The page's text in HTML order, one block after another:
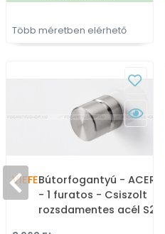
Több méretben elérhető
VIEFEBútorfogantyú - ACER 28
- 1 furatos - Csiszolt
rozsdamentes acél S25 -